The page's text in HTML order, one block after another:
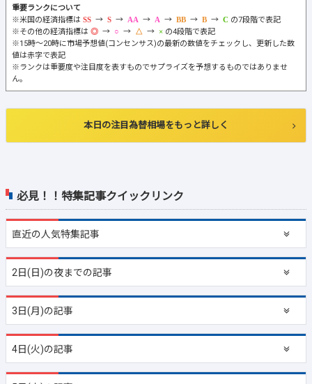
必見！！特集記事クイックリンク
直近の人気特集記事
2日(日)の夜までの記事
3日(月)の記事
4日(火)の記事
重要ランクについて
※米国の経済指標は
→ → → → → →
の7段階で表記
※その他の経済指標は
→ → →
の4段階で表記
※15時～20時に市場予想値(コンセンサス)の最新の数値をチェックし、更新した数
値は赤字で表記
※ランクは重要度や注目度を表すものでサプライズを予想するものではありませ
ん。
本日の注目為替相場をもっと詳しく